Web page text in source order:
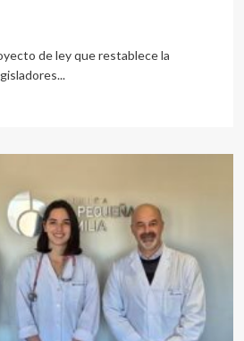
de ley que restablece la